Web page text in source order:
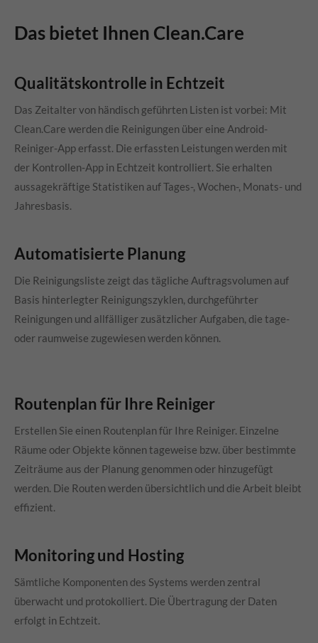
Das bietet Ihnen Clean.Care
Qualitätskontrolle in Echtzeit
Das Zeitalter von händisch geführten Listen ist vorbei: Mit
Clean.Care werden die Reinigungen über eine Android-
Reiniger-App erfasst. Die erfassten Leistungen werden mit
der Kontrollen-App in Echtzeit kontrolliert. Sie erhalten
aussagekräftige Statistiken auf Tages-, Wochen-, Monats- und
Jahresbasis.
Automatisierte Planung
Die Reinigungsliste zeigt das tägliche Auftragsvolumen auf
Basis hinterlegter Reinigungszyklen, durchgeführter
Reinigungen und allfälliger zusätzlicher Aufgaben, die tage-
oder raumweise zugewiesen werden können.
Routenplan für Ihre Reiniger
Erstellen Sie einen Routenplan für Ihre Reiniger. Einzelne
Räume oder Objekte können tageweise bzw. über bestimmte
Zeiträume aus der Planung genommen oder hinzugefügt
werden. Die Routen werden übersichtlich und die Arbeit bleibt
effizient.
Monitoring und Hosting
Sämtliche Komponenten des Systems werden zentral
überwacht und protokolliert. Die Übertragung der Daten
erfolgt in Echtzeit.